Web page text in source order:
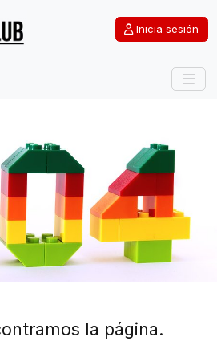
Inicia sesión
la página.